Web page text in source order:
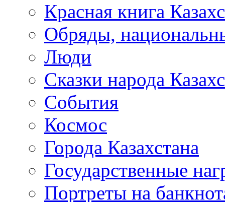
Красная книга
Обряды,
Люди
Сказки народа
События
Космос
Города Казахстана
Государственные
Портреты на